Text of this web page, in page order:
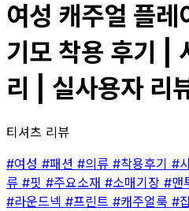
여성 캐주얼 플레
기모 착용 후기 |
리 | 실사용자 리
티셔츠 리뷰
#여성 #패션 #의류 #착용후기 #
류 #핏 #주요소재 #소매기장 #맨
#라운드넥 #프린트 #캐주얼룩 #